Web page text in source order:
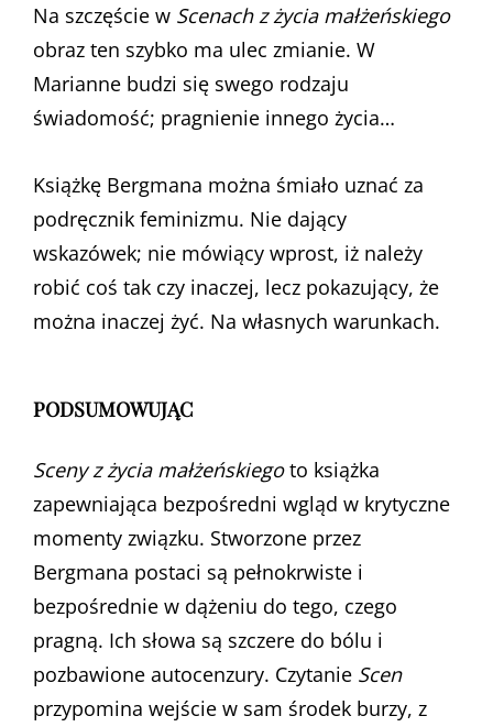
Na szczęście w Scenach z życia małżeńskiego
obraz ten szybko ma ulec zmianie. W
Marianne budzi się swego rodzaju
świadomość; pragnienie innego życia…
Książkę Bergmana można śmiało uznać za
podręcznik feminizmu. Nie dający
wskazówek; nie mówiący wprost, iż należy
robić coś tak czy inaczej, lecz pokazujący, że
można inaczej żyć. Na własnych warunkach.
PODSUMOWUJĄC
Sceny z życia małżeńskiegoto książka
zapewniająca bezpośredni wgląd w krytyczne
momenty związku. Stworzone przez
Bergmana postaci są pełnokrwiste i
bezpośrednie w dążeniu do tego, czego
pragną. Ich słowa są szczere do bólu i
pozbawione autocenzury. Czytanie Scen
przypomina wejście w sam środek burzy, z